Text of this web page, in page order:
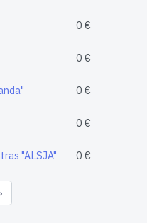
0 €
0 €
0 €
0 €
"ALSJA" 0 €